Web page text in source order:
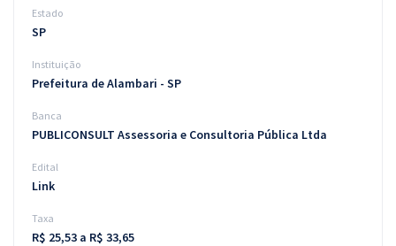
Estado
SP
Instituição
Prefeitura de Alambari - SP
Banca
PUBLICONSULT Assessoria e Consultoria Pública Ltda
Edital
Link
Taxa
R$ 25,53 a R$ 33,65